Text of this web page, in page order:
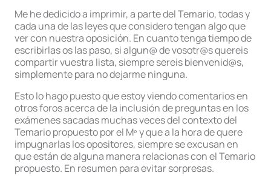
Me he dedicido a imprimir, a parte del Temario, todas y
cada una de las leyes que considero tengan algo que
ver con nuestra oposición. En cuanto tenga tiempo de
escribirlas os las paso, si algun@ de vosotr@s quereis
compartir vuestra lista, siempre sereis bienvenid@s,
simplemente para no dejarme ninguna.
Esto lo hago puesto que estoy viendo comentarios en
otros foros acerca de la inclusión de preguntas en los
exámenes sacadas muchas veces del contexto del
Temario propuesto por el Mº y que a la hora de quere
impugnarlas los opositores, siempre se excusan en
que están de alguna manera relacionas con el Temario
propuesto. En resumen para evitar sorpresas.